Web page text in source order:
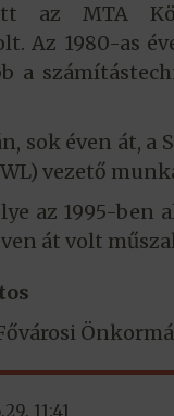
az MTA
Az 1980-as
a
sok éven át,
vezető
az 1995-ben
át volt
11:41